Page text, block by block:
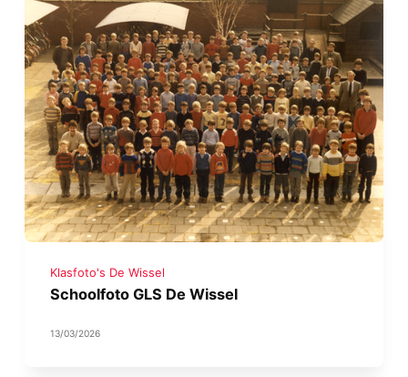
Klasfoto's De Wissel
Schoolfoto GLS De Wissel
13/03/2026